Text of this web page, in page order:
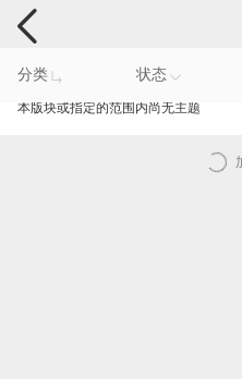
电脑反馈
分类 状态
本版块或指定的范围内尚无主题